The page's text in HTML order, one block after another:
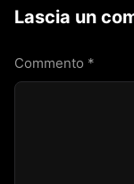
Lascia un
Commento *